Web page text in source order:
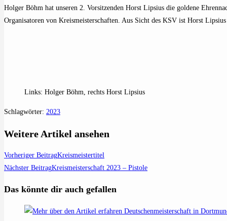
Holger Böhm hat unseren 2. Vorsitzenden Horst Lipsius die goldene
Organisatoren von Kreismeisterschaften. Aus Sicht des KSV ist Horst
Links: Holger Böhm, rechts Horst Lipsius
Schlagwörter: 2023
Weitere Artikel ansehen
Vorheriger BeitragKreismeistertitel
Nächster BeitragKreismeisterschaft 2023 – Pistole
Das könnte dir auch gefallen